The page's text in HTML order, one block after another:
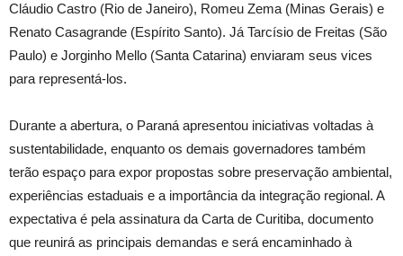
Cláudio Castro (Rio de Janeiro), Romeu Zema (Minas Gerais) e
Renato Casagrande (Espírito Santo). Já Tarcísio de Freitas (São
Paulo) e Jorginho Mello (Santa Catarina) enviaram seus vices
para representá-los.
Durante a abertura, o Paraná apresentou iniciativas voltadas à
sustentabilidade, enquanto os demais governadores também
terão espaço para expor propostas sobre preservação ambiental,
experiências estaduais e a importância da integração regional. A
expectativa é pela assinatura da Carta de Curitiba, documento
que reunirá as principais demandas e será encaminhado à